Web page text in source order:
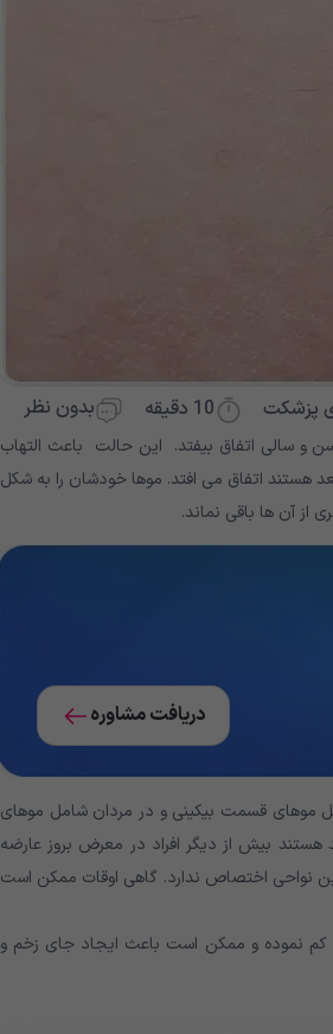
پزشکت 10 دقیقه بدون نظر
سالی اتفاق بیفتد. این حالت باعث التهاب
هستند اتفاق می افتد. موها خودشان را به شکل
آن ها باقی نماند.
دریافت مشاوره
موهای قسمت بیکینی و در مردان شامل موهای
بیش از دیگر افراد در معرض بروز عارضه
نواحی اختصاص ندارد. گاهی اوقات ممکن است
کم نموده و ممکن است باعث ایجاد جای زخم و